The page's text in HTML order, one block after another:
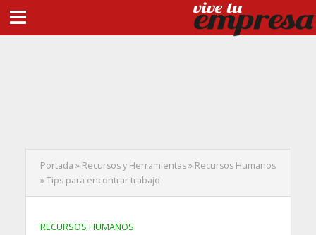
Portada » Recursos y Herramientas» Recursos Humanos
»Tips para encontrar trabajo
RECURSOS HUMANOS